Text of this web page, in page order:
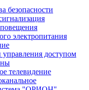
безопасности
электропитания
доступом
телевидение